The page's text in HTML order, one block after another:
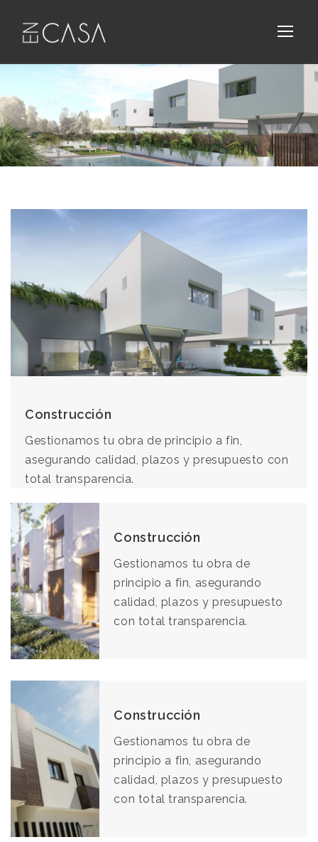
Construcción
Gestionamos tu obra de principio a fin,
asegurando calidad, plazos y presupuesto con
total transparencia.
Construcción
Gestionamos tu obra de
principio a fin, asegurando
calidad, plazos y presupuesto
con total transparencia.
Construcción
Gestionamos tu obra de
principio a fin, asegurando
calidad, plazos y presupuesto
con total transparencia.